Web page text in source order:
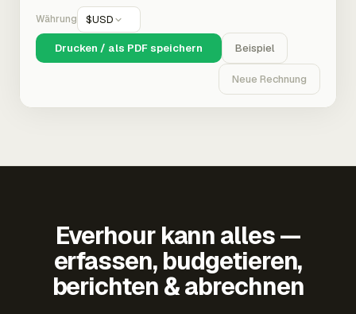
Währung $USD
Drucken / als PDF speichern Beispiel
Neue Rechnung
Everhour kann alles —
erfassen, budgetieren,
berichten & abrechnen